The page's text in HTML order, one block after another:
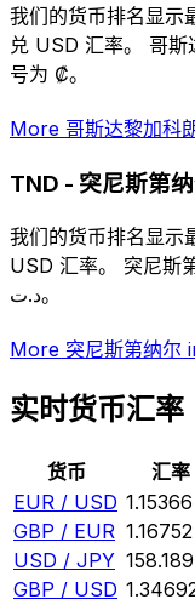
我们的货币排名显示
兑 USD 汇率。 哥斯
号为 ₡。
More 哥斯达黎加科
TND - 突尼斯第
我们的货币排名显示
USD 汇率。 突尼斯
د.ت。
More 突尼斯第纳尔
实时货币汇率
货币 汇率
EUR / USD 1.15366
GBP / EUR 1.16752
USD / JPY 158.189
GBP / USD